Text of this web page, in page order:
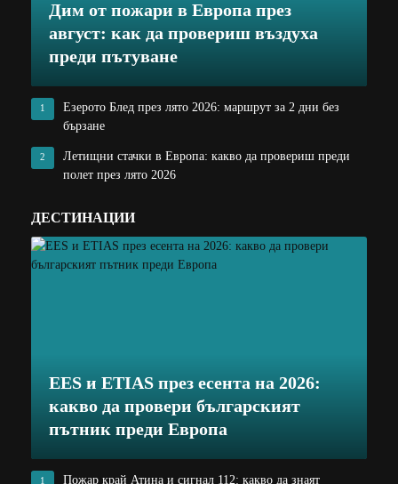
Дим от пожари в Европа през
август: как да провериш въздуха
преди пътуване
1
Езерото Блед през лято 2026: маршрут за 2 дни без
бързане
2
Летищни стачки в Европа: какво да провериш преди
полет през лято 2026
ДЕСТИНАЦИИ
EES и ETIAS през есента на 2026:
какво да провери българският
пътник преди Европа
1 Пожар край Атина и сигнал 112: какво да знаят